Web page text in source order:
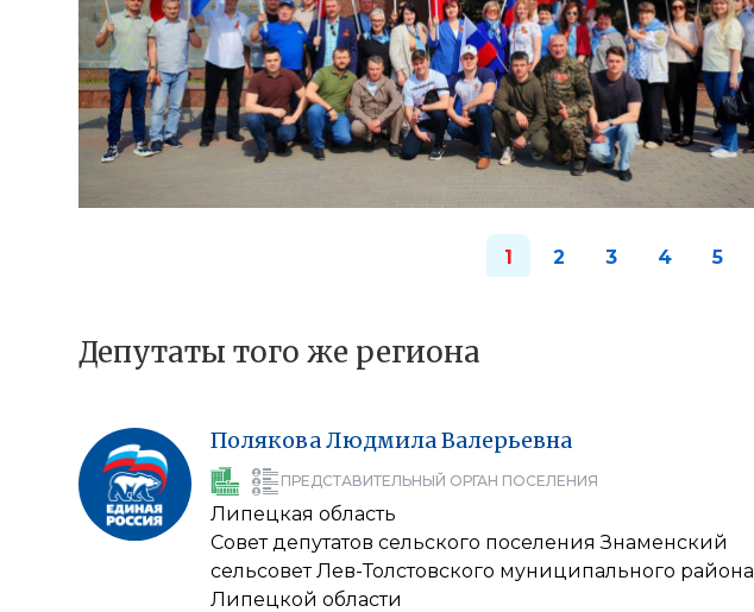
1 2 3 4 5
Депутаты того же региона
Полякова Людмила Валерьевна
ПРЕДСТАВИТЕЛЬНЫЙ ОРГАН ПОСЕЛЕНИЯ
Липецкая область
Совет депутатов сельского поселения Знаменский
сельсовет Лев-Толстовского муниципального района
Липецкой области